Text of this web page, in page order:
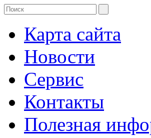
Карта сайта
Новости
Сервис
Контакты
Полезная